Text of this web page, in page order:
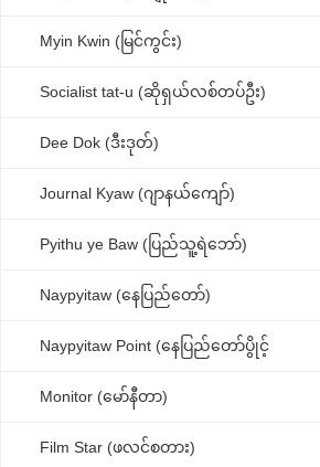
Myin Kwin (မြင်ကွင်း)
Socialist tat-u (ဆိုရှယ်လစ်တပ်ဦး)
Dee Dok (ဒီးဒုတ်)
Journal Kyaw (ဂျာနယ်ကျော်)
Pyithu ye Baw (ပြည်သူ့ရဲဘော်)
Naypyitaw (နေပြည်တော်)
Naypyitaw Point (နေပြည်တော်ပွိုင့်
Monitor (မော်နီတာ)
Film Star (ဖလင်စတား)